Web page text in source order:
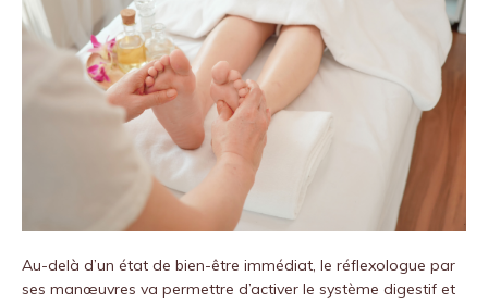
Au-delà d’un état de bien-être immédiat, le réflexologue par
ses manœuvres va permettre d’activer le système digestif et